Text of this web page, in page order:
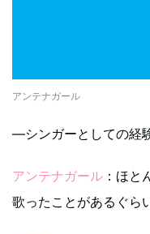
アンテナガール
―シンガーとしての経
アンテナガール ：ほと
歌ったことがあるぐら